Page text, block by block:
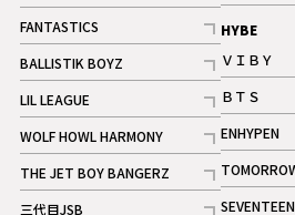
記事
FANTASTICS
記事
BALLISTIK BOYZ
記事
LIL LEAGUE
記事
WOLF HOWL HARMONY
記事
THE JET BOY BANGERZ
記事
三代目JSB
記事
HYBE
ＶＩＢＹ
記事
ＢＴＳ
記事
ENHYPEN
記事
記事
SEVENTEEN